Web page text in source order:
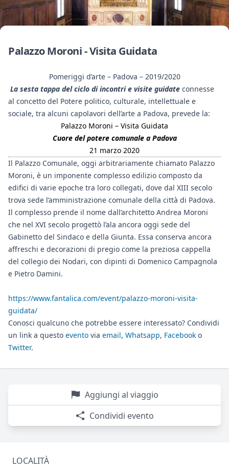
Palazzo Moroni - Visita Guidata
Pomeriggi d’arte – Padova – 2019/2020
La sesta tappa del ciclo di incontri e visite guidate connesse
al concetto del Potere politico, culturale, intellettuale e
sociale, tra alcuni capolavori dell’arte a Padova, prevede la:
Palazzo Moroni – Visita Guidata
Cuore del potere comunale a Padova
21 marzo 2020
Il Palazzo Comunale, oggi arbitrariamente chiamato Palazzo
Moroni, è un imponente complesso edilizio composto da
edifici di varie epoche tra loro collegati, dove dal XIII secolo
trova sede l’amministrazione comunale della città di Padova.
Il complesso prende il nome dall’architetto Andrea Moroni
che nel XVI secolo progettò l’ala ancora oggi sede del
Gabinetto del Sindaco e della Giunta. Essa conserva ancora
affreschi e decorazioni di pregio come la preziosa cappella
del collegio dei Nodari, con dipinti di Domenico Campagnola
e Pietro Damini.
https://www.fantalica.com/event/palazzo-moroni-visita-
guidata/
Conosci qualcuno che potrebbe essere interessato? Condividi
un link a questo evento via email, Whatsapp, Facebook o
Twitter.
Aggiungi al viaggio
Condividi evento
LOCALITÀ